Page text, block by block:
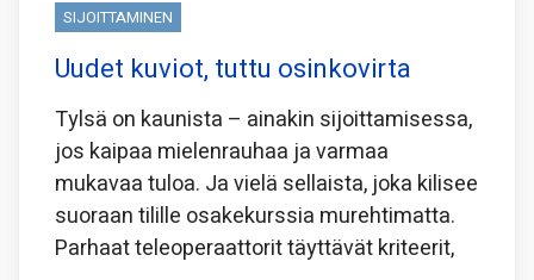
SIJOITTAMINEN
Uudet kuviot, tuttu osinkovirta
Tylsä on kaunista – ainakin sijoittamisessa,
jos kaipaa mielenrauhaa ja varmaa
mukavaa tuloa. Ja vielä sellaista, joka kilisee
suoraan tilille osakekurssia murehtimatta.
Parhaat teleoperaattorit täyttävät kriteerit,